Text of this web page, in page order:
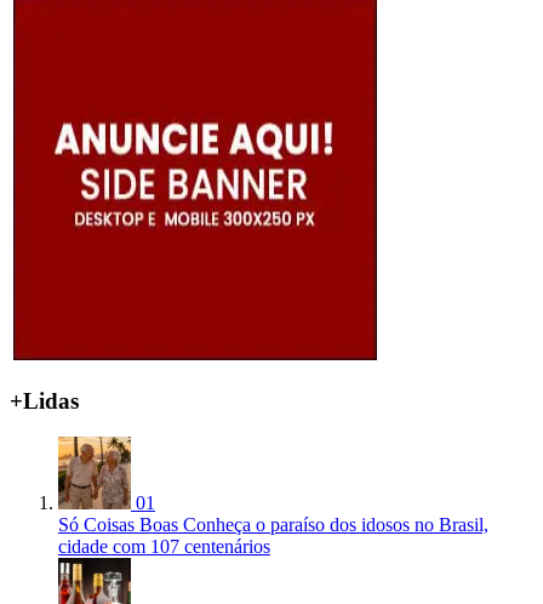
+Lidas
01
Só Coisas Boas Conheça o paraíso dos idosos no Brasil,
cidade com 107 centenários